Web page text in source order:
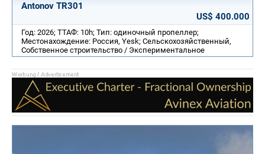
Antonov TR301
US$ 400.000
Год: 2026; ТТАФ: 10h; Тип: одиночный пропеллер;
Местонахождение: Россия, Yesk; Cельскохозяйственный,
Собственное строительство / Экспериментальное